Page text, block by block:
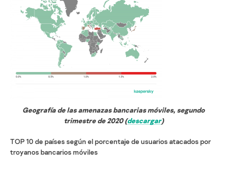
Geografía de las amenazas bancarias móviles, segundo
trimestre de 2020 (descargar)
TOP 10 de países según el porcentaje de usuarios atacados por
troyanos bancarios móviles